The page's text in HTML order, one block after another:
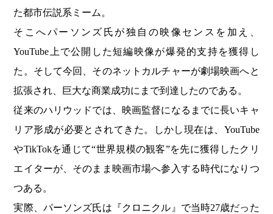
た都市伝説系ミーム。
そこへパーソンズ氏が独自の映像センスを加え、
YouTube上で公開した短編映像が爆発的支持を獲得し
た。そして今回、そのネットカルチャーが劇場映画へと
拡張され、巨大な商業成功にまで到達したのである。
従来のハリウッドでは、映画監督になるまでに長いキャ
リア形成が必要とされてきた。しかし現在は、YouTube
やTikTokを通じて“世界規模の観客”を先に獲得したクリ
エイターが、そのまま映画市場へ参入する時代になりつ
つある。
実際、パーソンズ氏は『クロニクル』で当時27歳だった